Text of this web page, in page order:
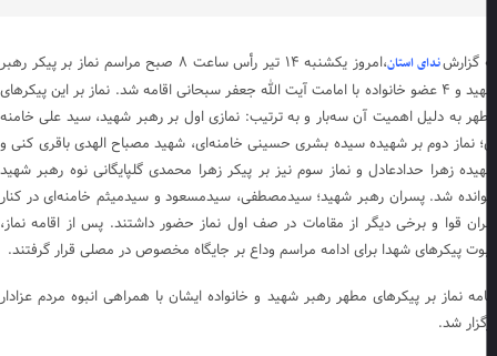
گزارشندای استان
،امروز یکشنبه ۱۴ تیر رأس ساعت ۸ صبح مراسم نماز بر پیکر رهبر
شهید و ۴ عضو خانواده با امامت آیت الله جعفر سبحانی اقامه شد. نماز بر این پیکرهای
به دلیل اهمیت آن سه‌بار و به ترتیب: نمازی اول بر رهبر شهید، سید علی خامنه
نماز دوم بر شهیده سیده بشری حسینی خامنه‌ای، شهید مصباح الهدی باقری کنی و
زهرا حدادعادل و نماز سوم نیز بر پیکر زهرا محمدی گلپایگانی نوه رهبر شهید
شد. پسران رهبر شهید؛ سیدمصطفی، سیدمسعود و سیدمیثم خامنه‌ای در کنار
قوا و برخی دیگر از مقامات در صف اول نماز حضور داشتند. پس از اقامه نماز،
پیکرهای شهدا برای ادامه مراسم وداع بر جایگاه مخصوص در مصلی قرار گرفتند.
نماز بر پیکرهای مطهر رهبر شهید و خانواده ایشان با همراهی انبوه مردم عزادار
شد.